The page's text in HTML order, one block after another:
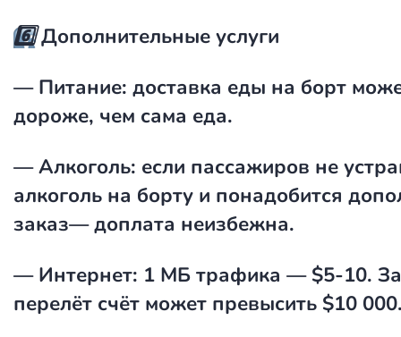
6️⃣Дополнительные услуги
— Питание: доставка еды на борт
дороже, чем сама еда.
— Алкоголь: если пассажиров не
алкоголь на борту и понадобится
заказ— доплата неизбежна.
— Интернет: 1 МБ трафика — $5-10.
перелёт счёт может превысить $10